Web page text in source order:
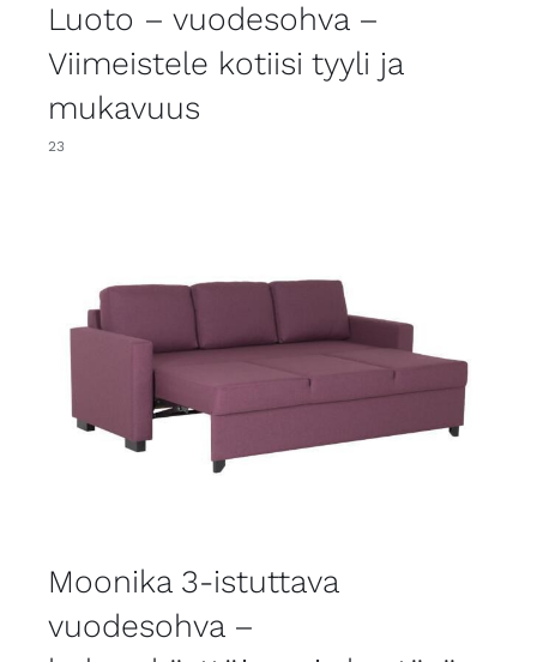
Luoto – vuodesohva –
Viimeistele kotiisi tyyli ja
mukavuus
23
Moonika 3-istuttava
vuodesohva –